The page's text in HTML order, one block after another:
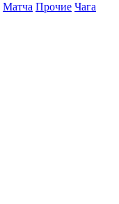
Матча Прочие Чага